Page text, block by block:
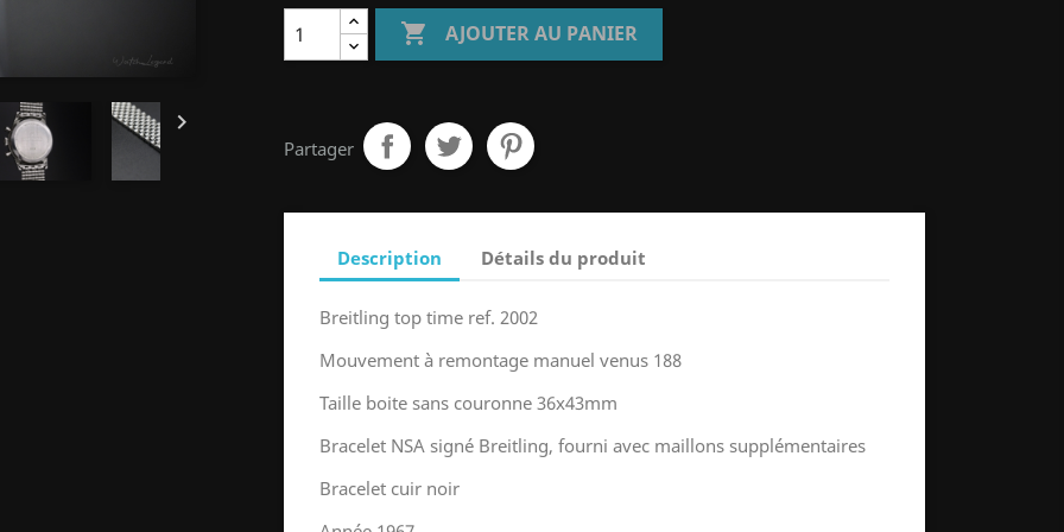

 AJOUTER AU PANIER
Partager
Description Détails du produit
Breitling top time ref. 2002
Mouvement à remontage manuel venus 188
Taille boite sans couronne 36x43mm
Bracelet NSA signé Breitling, fourni avec maillons supplémentaires
Bracelet cuir noir